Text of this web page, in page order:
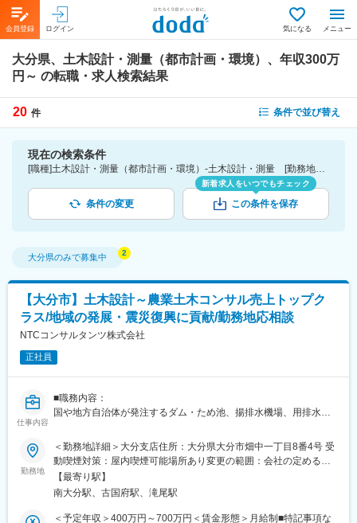
会員登録 ログイン 気になる メニュー
大分県、土木設計・測量（都市計画・環境）、年収300万
円～ の転職・求人検索結果
20 件 条件で並び替え
現在の検索条件
[職種]土木設計・測量（都市計画・環境）-土木設計・測量 [勤務地]大分県 [年収]300万円～
条件の変更
新着求人をいつでもチェック
この条件を保存
大分県のみで募集中
【大分市】土木設計～農業土木コンサル売上トップク
ラス/地域の発展・震災復興に貢献/勤務地応相談
NTCコンサルタンツ株式会社
正社員
仕事内容
■職務内容：
国や地方自治体が発注するダム・ため池、揚排水機場、用排水
ご担当いただきます。
設計業務を中心に、企画、調査から事業計画、経済効果算定等ま
で行っていただきます。
■魅力：
農業農村整備事業の業務実績が全国トップクラスを誇り、技術力
勤務地
＜勤務地詳細＞大分支店住所：大分県大分市畑中一丁目8番4号 受
動喫煙対策：屋内喫煙可能場所あり変更の範囲：会社の定める事
業所
【最寄り駅】
南大分駅、古国府駅、滝尾駅
＜予定年収＞400万円～700万円＜賃金形態＞月給制■特記事項な